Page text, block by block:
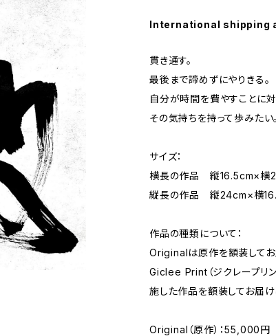
International shipping
貫き通す。
最後まで諦めずにやりきる。
自分が時間を費やすことに
その気持ちを持って歩みたい
サイズ：
横長の作品 縦16.5cm×横
縦長の作品 縦24cm×横
作品の種類について：
Originalは原作を額装してお
Giclee Print（ジクレープリン
施した作品を額装してお届け
Original（原作）：55,000円